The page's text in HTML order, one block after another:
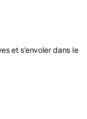
et s’envoler dans le